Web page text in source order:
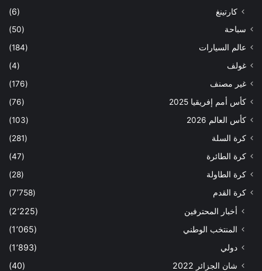
كارتينغ
(6)
سباحة
(50)
عالم السيارات
(184)
غولف
(4)
غير مصنف
(176)
كأس أمم إفريقيا 2025
(76)
كأس العالم 2026
(103)
كرة السلة
(281)
كرة الطائرة
(47)
كرة الطاولة
(28)
كرة القدم
(7٬758)
أخبار المحترفين
(2٬225)
المنتخب الوطني
(1٬065)
دولي
(1٬893)
شان الجزائر 2022
(40)